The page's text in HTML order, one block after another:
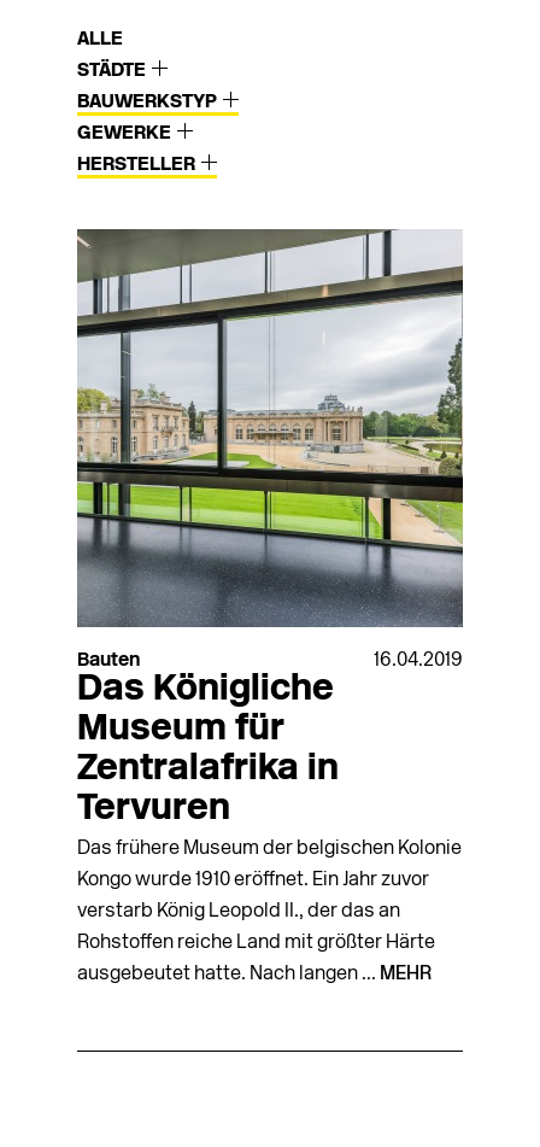
ALLE
STÄDTE
BAUWERKSTYP
GEWERKE
HERSTELLER
Bauten 16.04.2019
Das Königliche
Museum für
Zentralafrika in
Tervuren
Das frühere Museum der belgischen Kolonie
Kongo wurde 1910 eröffnet. Ein Jahr zuvor
verstarb König Leopold II., der das an
Rohstoffen reiche Land mit größter Härte
ausgebeutet hatte. Nach langen ... MEHR